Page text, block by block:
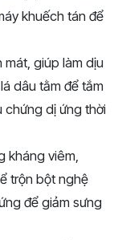
khuếch tán để
mát, giúp làm dịu
dâu tằm để tắm
chứng dị ứng thời
kháng viêm,
trộn bột nghệ
để giảm sưng